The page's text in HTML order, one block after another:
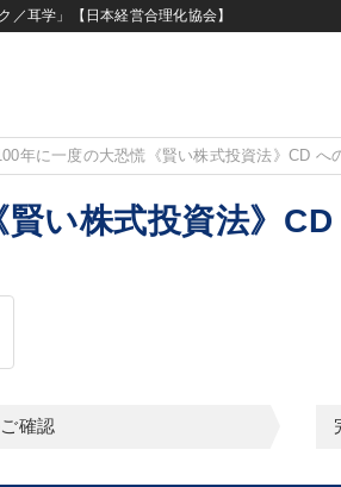
耳学」【日本経営合理化協会】
年に一度の大恐慌《賢い株式投資法》CD へ
い株式投資法》
確認